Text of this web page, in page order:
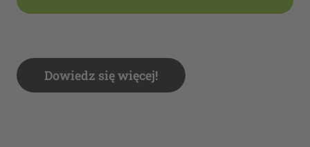
Dowiedz się więcej!